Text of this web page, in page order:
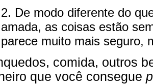
2. De modo diferente do
amada, as coisas estão
parece muito mais seguro,
comida, outros
que você consegue